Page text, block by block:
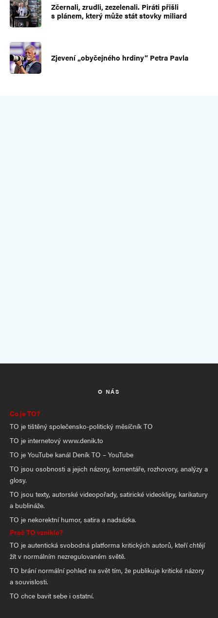
Zčernali, zrudli, zezelenali. Piráti přišli
s plánem, který může stát stovky miliard
Zjevení „obyčejného hrdiny“ Petra Pavla
O NÁS
Co je TO?
TO je tištěný společensko-politický měsíčník TO
TO je internetový www.denik.to
TO je YouTube kanál Deník TO – YouTube
TO jsou osobnosti a jejich názory, komentáře, rozhovory, analýzy a
glosy.
TO jsou texty, autorské videopořady, satirické videoklipy, karikatury
a bublináže.
TO je nekorektní humor, satira a nadsázka.
Proč TO vzniklo?
TO je autentická svobodná platforma kritických autorů, kteří chtějí
žít v normálním nezregulovaném světě.
TO brání normální pohled na svět tím, že publikuje kritické názory
a souvislosti.
TO chce bavit sebe i ostatní.